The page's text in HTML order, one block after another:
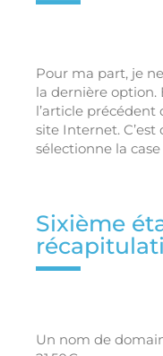
Pour ma part, je
la dernière option.
l’article précédent
site Internet.
sélectionne la case
Sixième
Un nom de